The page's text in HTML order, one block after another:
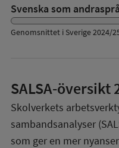
Svenska som
Genomsnittet i Sverige 2024/
SALSA-översikt
Skolverkets
sambandsanalyser
som ger en mer